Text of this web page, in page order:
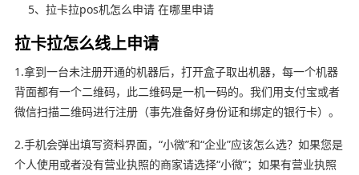
5、拉卡拉pos机怎么申请 在哪里申请
拉卡拉怎么线上申请
1.拿到一台未注册开通的机器后，打开盒子取出机器，每一个机器
背面都有一个二维码，此二维码是一机一码的。我们用支付宝或者
微信扫描二维码进行注册（事先准备好身份证和绑定的银行卡）。
2.手机会弹出填写资料界面，“小微”和“企业”应该怎么选？如果您是
个人使用或者没有营业执照的商家请选择“小微”；如果有营业执照